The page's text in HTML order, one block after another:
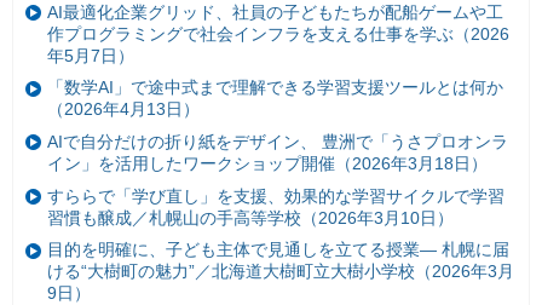
AI最適化企業グリッド、社員の子どもたちが配船ゲームや工
作プログラミングで社会インフラを支える仕事を学ぶ（2026
年5月7日）
「数学AI」で途中式まで理解できる学習支援ツールとは何か
（2026年4月13日）
AIで自分だけの折り紙をデザイン、 豊洲で「うさプロオンラ
イン」を活用したワークショップ開催（2026年3月18日）
すららで「学び直し」を支援、効果的な学習サイクルで学習
習慣も醸成／札幌山の手高等学校（2026年3月10日）
目的を明確に、子ども主体で見通しを立てる授業— 札幌に届
ける“大樹町の魅力”／北海道大樹町立大樹小学校（2026年3月
9日）